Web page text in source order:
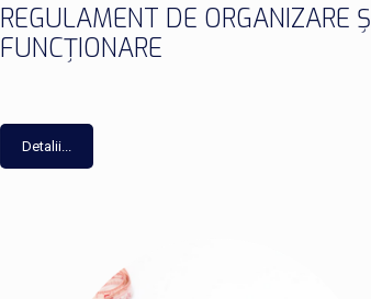
REGULAMENT DE ORGANIZARE
FUNCȚIONARE
Detalii...